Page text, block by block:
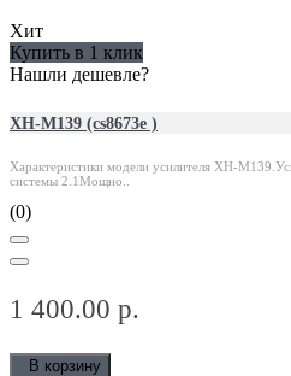
Хит
Купить в 1 клик
Нашли дешевле?
XH-M139 (cs8673e )
Характеристики модели усилителя XH-
системы 2.1Мощно..
(0)
1 400.00 р.
В корзину